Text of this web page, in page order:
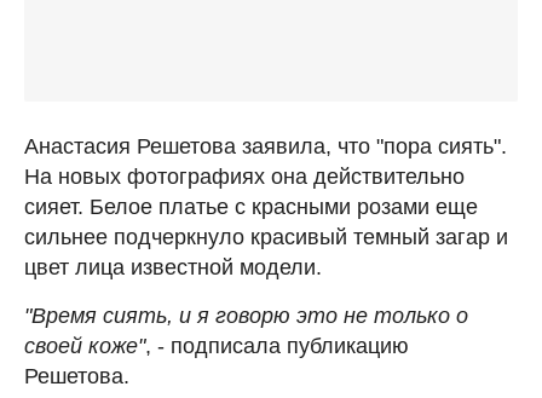
Анастасия Решетова заявила, что "пора сиять".
На новых фотографиях она действительно
сияет. Белое платье с красными розами еще
сильнее подчеркнуло красивый темный загар и
цвет лица известной модели.
"Время сиять, и я говорю это не только о
своей коже", - подписала публикацию
Решетова.